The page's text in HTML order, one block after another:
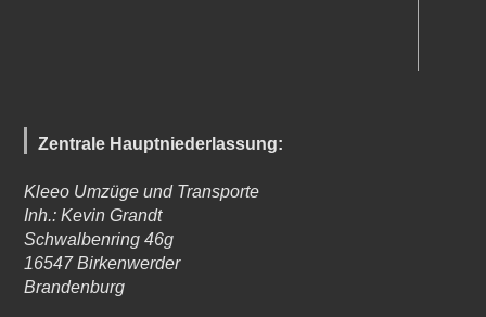
Zentrale Hauptniederlassung:
Kleeo Umzüge und Transporte
Inh.: Kevin Grandt
Schwalbenring 46g
16547 Birkenwerder
Brandenburg